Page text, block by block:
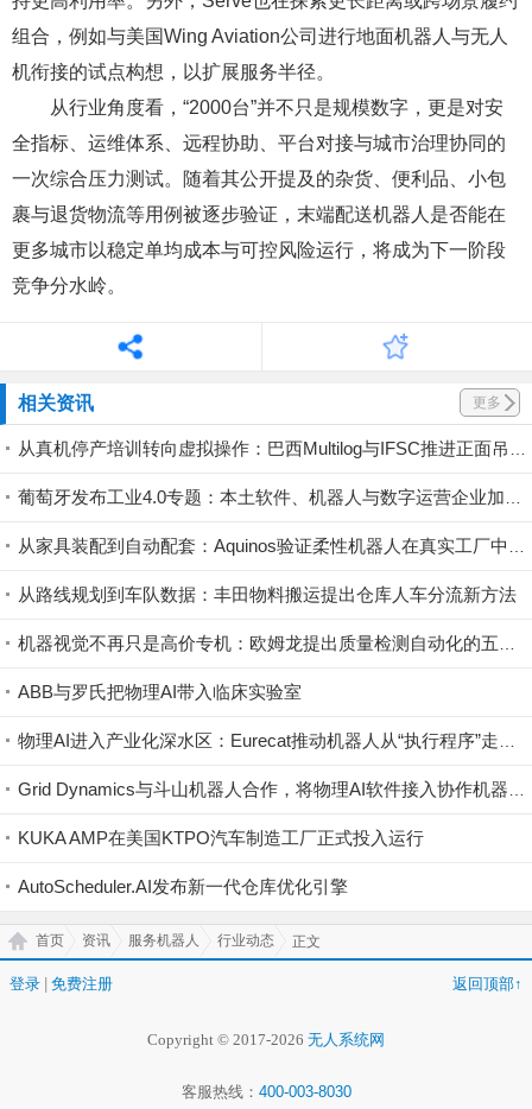
组合，例如与美国Wing Aviation公司进行地面机器人与无人
机衔接的试点构想，以扩展服务半径。
从行业角度看，“2000台”并不只是规模数字，更是对安
全指标、运维体系、远程协助、平台对接与城市治理协同的
一次综合压力测试。随着其公开提及的杂货、便利品、小包
裹与退货物流等用例被逐步验证，末端配送机器人是否能在
更多城市以稳定单均成本与可控风险运行，将成为下一阶段
竞争分水岭。
相关资讯 更多
从路线规划到车队数据：丰田物料搬运提出仓库人车分流新方法
ABB与罗氏把物理AI带入临床实验室
KUKA AMP在美国KTPO汽车制造工厂正式投入运行
AutoScheduler.AI发布新一代仓库优化引擎
首页 资讯 服务机器人 行业动态 正文
登录 | 免费注册 返回顶部↑
Copyright © 2017-2026 无人系统网
客服热线： 400-003-8030